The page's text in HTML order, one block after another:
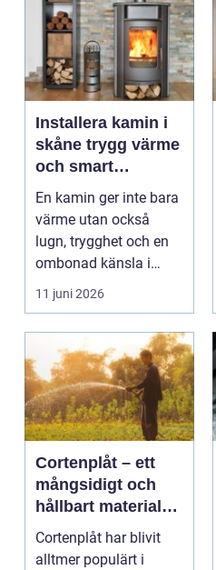
Installera kamin i
skåne trygg värme
och smart
investering
En kamin ger inte bara
värme utan också
lugn, trygghet och en
ombonad känsla i
hemmet. Allt fler hus...
11 juni 2026
Cortenplåt – ett
mångsidigt och
hållbart material
för din trädgård
Cortenplåt har blivit
alltmer populärt i